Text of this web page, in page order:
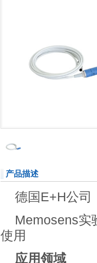
产品描述
德国E+H公
Memosens实
使用
应用领域